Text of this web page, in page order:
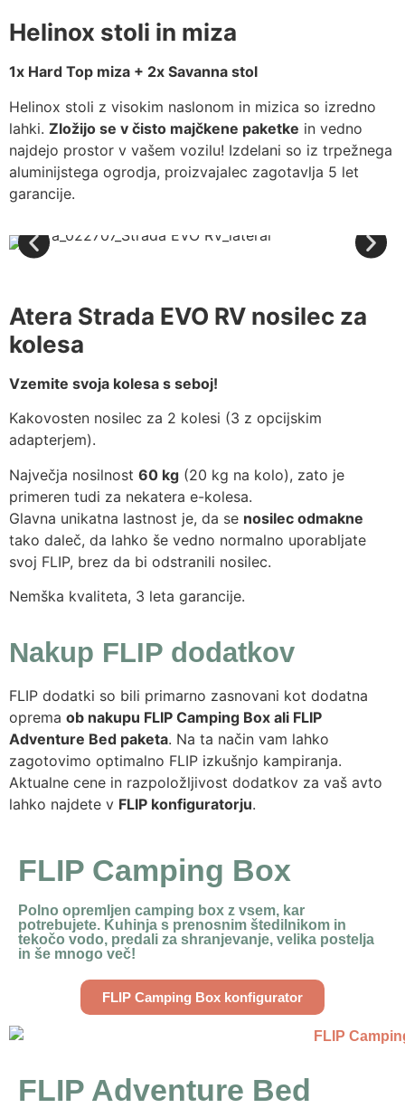
Helinox stoli in miza
1x Hard Top miza + 2x Savanna stol
Helinox stoli z visokim naslonom in mizica so izredno
lahki. Zložijo se v čisto majčkene paketke in vedno
najdejo prostor v vašem vozilu! Izdelani so iz trpežnega
aluminijstega ogrodja, proizvajalec zagotavlja 5 let
garancije.
Atera Strada EVO RV nosilec za
kolesa
Vzemite svoja kolesa s seboj!
Kakovosten nosilec za 2 kolesi (3 z opcijskim
adapterjem).
Največja nosilnost 60 kg (20 kg na kolo), zato je
primeren tudi za nekatera e-kolesa.
Glavna unikatna lastnost je, da se nosilec odmakne
tako daleč, da lahko še vedno normalno uporabljate
svoj FLIP, brez da bi odstranili nosilec.
Nemška kvaliteta, 3 leta garancije.
Nakup FLIP dodatkov
FLIP dodatki so bili primarno zasnovani kot dodatna
oprema ob nakupu FLIP Camping Box ali FLIP
Adventure Bed paketa. Na ta način vam lahko
zagotovimo optimalno FLIP izkušnjo kampiranja.
Aktualne cene in razpoložljivost dodatkov za vaš avto
lahko najdete v FLIP konfiguratorju.
FLIP Camping Box
Polno opremljen camping box z vsem, kar
potrebujete. Kuhinja s prenosnim štedilnikom in
tekočo vodo, predali za shranjevanje, velika postelja
in še mnogo več!
FLIP Camping Box konfigurator
FLIP Adventure Bed